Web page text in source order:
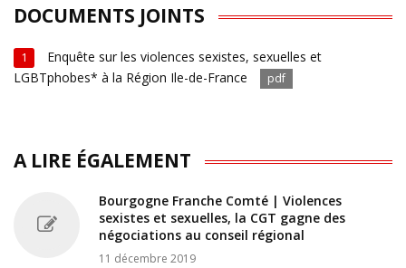
DOCUMENTS JOINTS
1
Enquête sur les violences sexistes, sexuelles et
LGBTphobes* à la Région Ile-de-France
pdf
A LIRE ÉGALEMENT
Bourgogne Franche Comté | Violences
sexistes et sexuelles, la CGT gagne des
négociations au conseil régional
11 décembre 2019